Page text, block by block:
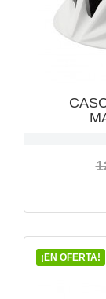
¡EN OFERTA!